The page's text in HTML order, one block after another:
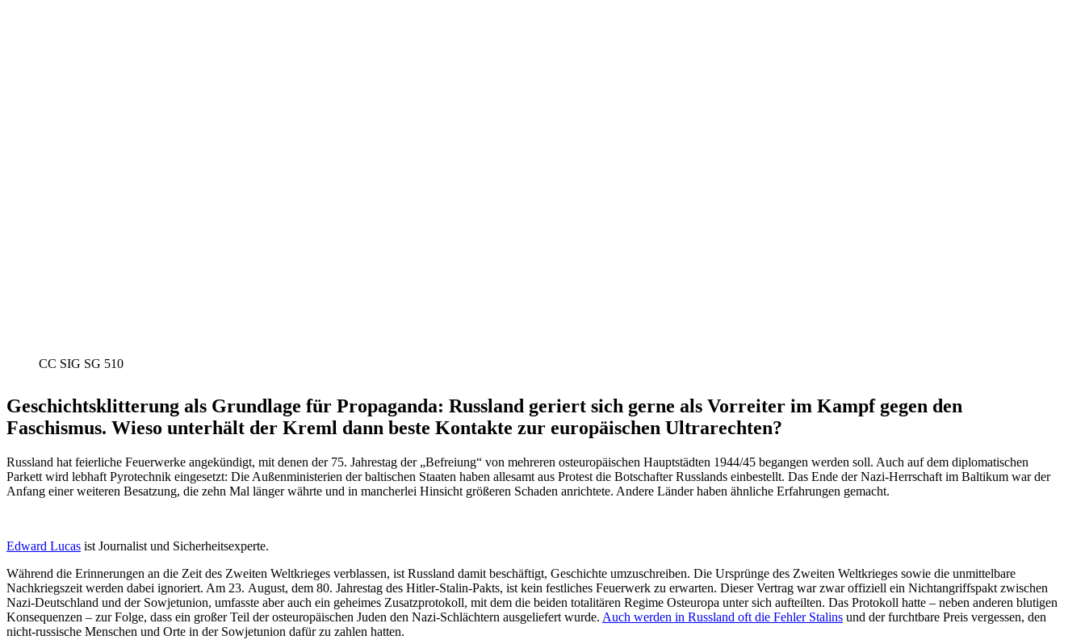
CC SIG SG 510
Geschichts­klit­terung als Grundlage für Propa­ganda: Russland geriert sich gerne als Vorreiter im Kampf gegen den
Faschismus. Wieso unterhält der Kreml dann beste Kontakte zur europäi­schen Ultrarechten?
Russland hat feier­liche Feuer­werke angekündigt, mit denen der 75. Jahrestag der „Befreiung“ von mehreren osteu­ro­päi­schen Haupt­städten 1944/​45 begangen werden soll. Auch auf dem diplo­ma­ti­schen
Parkett wird lebhaft Pyrotechnik einge­setzt: Die Außen­mi­nis­terien der balti­schen Staaten haben allesamt aus Protest die Botschafter Russlands einbe­stellt. Das Ende der Nazi-Herrschaft im Baltikum war der
Anfang einer weiteren Besatzung, die zehn Mal länger währte und in mancherlei Hinsicht größeren Schaden anrichtete. Andere Länder haben ähnliche Erfah­rungen gemacht.
Edward Lucas ist Journalist und Sicherheitsexperte.
Während die Erinne­rungen an die Zeit des Zweiten Weltkrieges verblassen, ist Russland damit beschäftigt, Geschichte umzuschreiben. Die Ursprünge des Zweiten Weltkrieges sowie die unmit­telbare
Nachkriegszeit werden dabei ignoriert. Am 23. August, dem 80. Jahrestag des Hitler-Stalin-Pakts, ist kein festliches Feuerwerk zu erwarten. Dieser Vertrag war zwar offiziell ein Nicht­an­griffspakt zwischen
Nazi-Deutschland und der Sowjet­union, umfasste aber auch ein geheimes Zusatz­pro­tokoll, mit dem die beiden totali­tären Regime Osteuropa unter sich aufteilten. Das Protokoll hatte – neben anderen blutigen
Konse­quenzen – zur Folge, dass ein großer Teil der osteu­ro­päi­schen Juden den Nazi-Schlächtern ausge­liefert wurde. Auch werden in Russland oft die Fehler Stalins und der furchtbare Preis vergessen, den
nicht-russische Menschen und Orte in der Sowjet­union dafür zu zahlen hatten.